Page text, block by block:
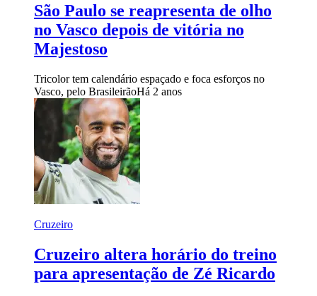
São Paulo se reapresenta de olho
no Vasco depois de vitória no
Majestoso
Tricolor tem calendário espaçado e foca esforços no
Vasco, pelo BrasileirãoHá 2 anos
Cruzeiro
Cruzeiro altera horário do treino
para apresentação de Zé Ricardo